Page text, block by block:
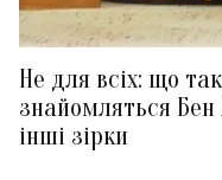
Не для всіх: що
знайомляться
інші зірки